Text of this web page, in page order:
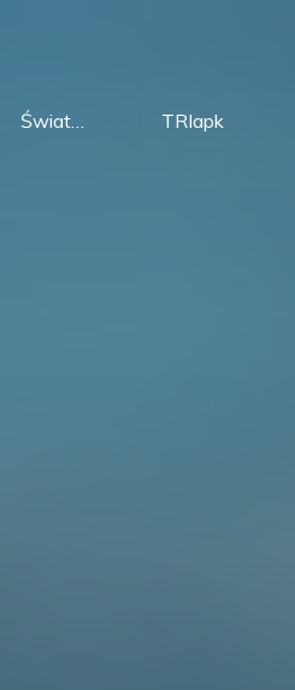
Świat… TRIapk